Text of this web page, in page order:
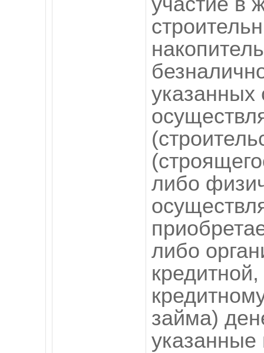
указанных
либо
либо
займа)
указанные